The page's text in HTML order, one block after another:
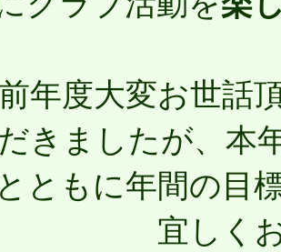
年度大変お世話
きましたが、本
ともに年間の目
宜しく